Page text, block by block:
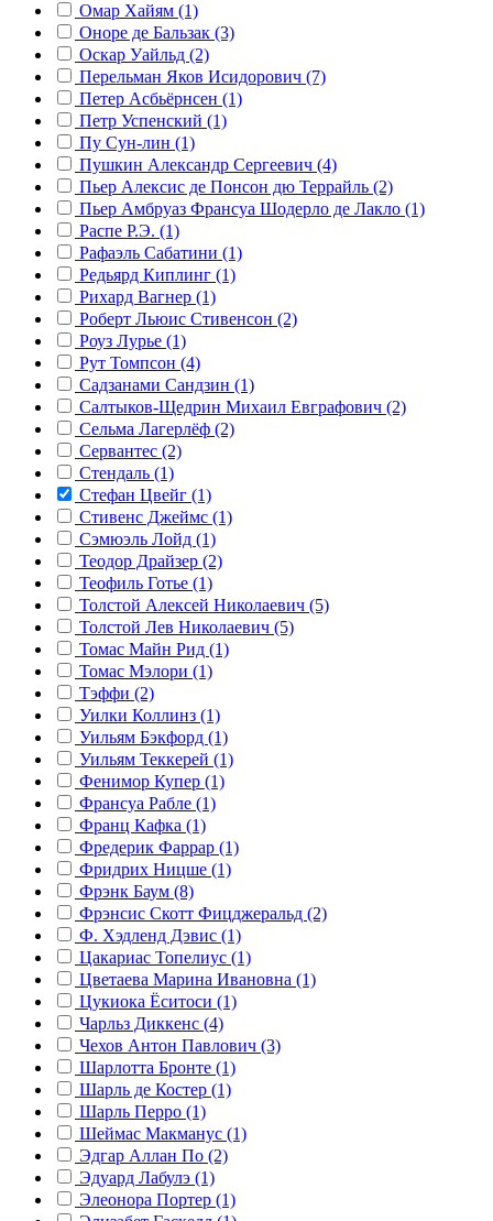
Омар Хайям (1)
Оноре де Бальзак (3)
Оскар Уайльд (2)
Перельман Яков Исидорович (7)
Петер Асбьёрнсен (1)
Петр Успенский (1)
Пу Сун-лин (1)
Пушкин Александр Сергеевич (4)
Пьер Алексис де Понсон дю Террайль (2)
Пьер Амбруаз Франсуа Шодерло де Лакло (1)
Распе Р.Э. (1)
Рафаэль Сабатини (1)
Редьярд Киплинг (1)
Рихард Вагнер (1)
Роберт Льюис Стивенсон (2)
Роуз Лурье (1)
Рут Томпсон (4)
Садзанами Сандзин (1)
Салтыков-Щедрин Михаил Евграфович (2)
Сельма Лагерлёф (2)
Сервантес (2)
Стендаль (1)
Стефан Цвейг (1)
Стивенс Джеймс (1)
Сэмюэль Лойд (1)
Теодор Драйзер (2)
Теофиль Готье (1)
Толстой Алексей Николаевич (5)
Толстой Лев Николаевич (5)
Томас Майн Рид (1)
Томас Мэлори (1)
Тэффи (2)
Уилки Коллинз (1)
Уильям Бэкфорд (1)
Уильям Теккерей (1)
Фенимор Купер (1)
Франсуа Рабле (1)
Франц Кафка (1)
Фредерик Фаррар (1)
Фридрих Ницше (1)
Фрэнк Баум (8)
Фрэнсис Скотт Фицджеральд (2)
Ф. Хэдленд Дэвис (1)
Цакариас Топелиус (1)
Цветаева Марина Ивановна (1)
Цукиока Ёситоси (1)
Чарльз Диккенс (4)
Чехов Антон Павлович (3)
Шарлотта Бронте (1)
Шарль де Костер (1)
Шарль Перро (1)
Шеймас Макманус (1)
Эдгар Аллан По (2)
Эдуард Лабулэ (1)
Элеонора Портер (1)